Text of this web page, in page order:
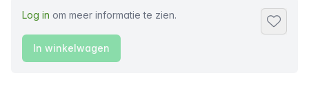
Log in om meer informatie te zien.
In winkelwagen